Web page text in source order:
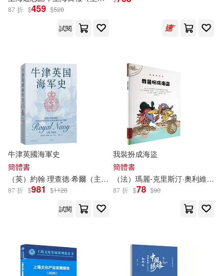
夏征農 主編(11)
張賢亮(11) 張輝誠(11)
張錫純(11)
徐錦江（主編）(11) 明發(11)
行政院大陸委員會(11)
陳子善(11)
劉燁(10)
北京理工大學出版社(69)
武漢大學出版社(66)
上海音樂出版社(65)
文匯出版社(65) 三采(64)
中國政法大學出版社(64)
上海書店出版社(63)
秀威資訊(63) TMEplus(62)
87 折 $459 $528
試閱
牛津英國海軍史
簡體書
（英）約翰·理查德·希爾（主編 侯美
87 折 $981 $1128
試閱
我裝扮成海盜
簡體書
（法）瑪麗-克里斯汀·奧利維爾（
87 折 $78 $90